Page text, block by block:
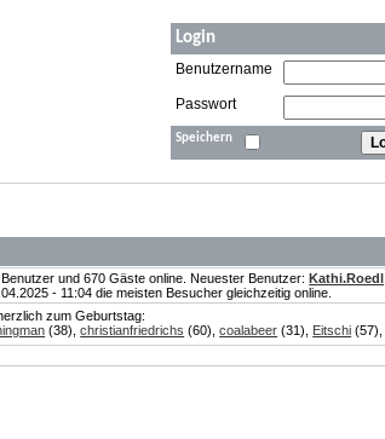
Login
Benutzername
Passwort
Speichern
und 670 Gäste online. Neuester Benutzer:Kathi.Roedl
- 11:04 die meisten Besucher gleichzeitig online.
zum Geburtstag:
(38),christianfriedrichs (60),coalabeer (31), Eitschi (57),